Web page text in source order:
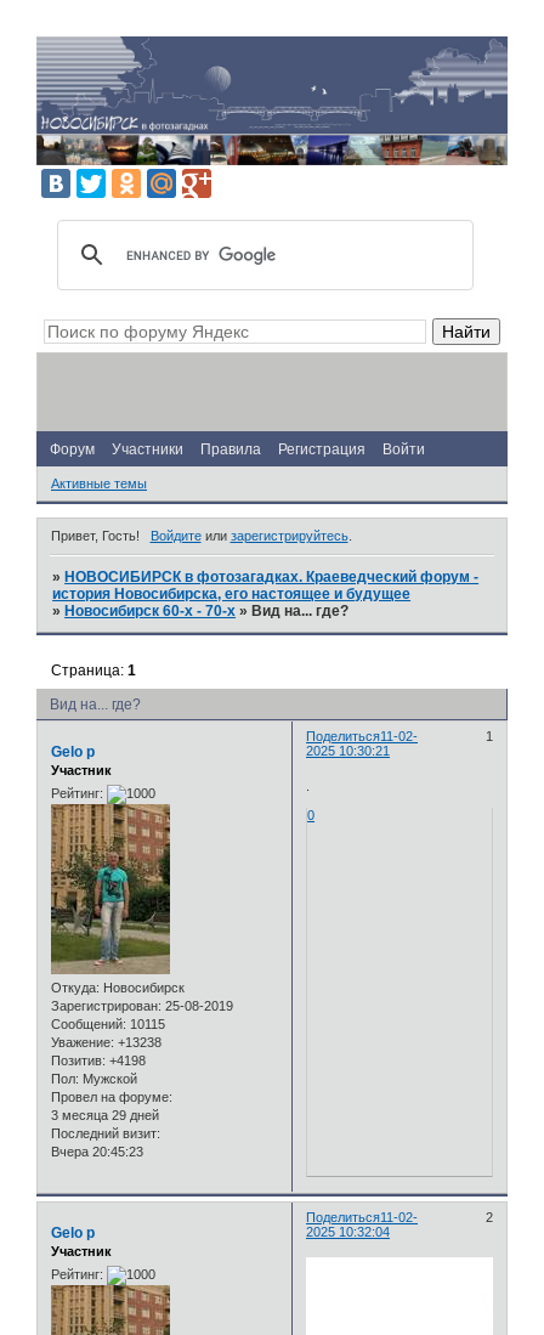
Форум Участники Правила Регистрация Войти
Активные темы
Привет, Гость! Войдитеили зарегистрируйтесь.
» НОВОСИБИРСК в фотозагадках. Краеведческий форум -
история Новосибирска, его настоящее и будущее
» Новосибирск 60-х - 70-х » Вид на... где?
Вид на... где?
Страница:1
Поделиться 1
11-02-
2025 10:30:21
Gelo p
Участник
Рейтинг:
Откуда: Новосибирск
Зарегистрирован: 25-08-2019
Сообщений: 10115
Уважение: +13238
Позитив: +4198
Пол: Мужской
Провел на форуме:
3 месяца 29 дней
Последний визит:
Вчера 20:45:23
0
Поделиться 2
11-02-
2025 10:32:04
Gelo p
Участник
Рейтинг: